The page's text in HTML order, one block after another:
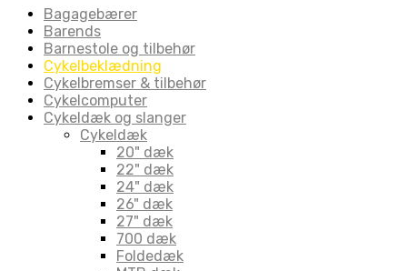
Bagagebærer
Barends
Barnestole og tilbehør
Cykelbeklædning
Cykelbremser & tilbehør
Cykelcomputer
Cykeldæk og slanger
Cykeldæk
20" dæk
22" dæk
24" dæk
26" dæk
27" dæk
700 dæk
Foldedæk